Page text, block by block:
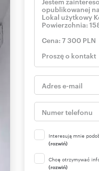
Interesują mnie
(rozwiń)
Chcę otrzymywać
(rozwiń)